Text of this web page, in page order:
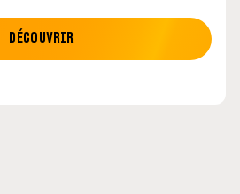
DÉCOUVRIR